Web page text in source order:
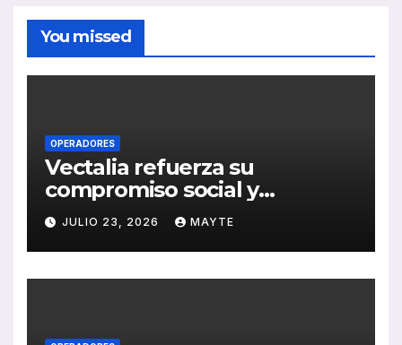
You missed
OPERADORES
Vectalia refuerza su
compromiso social y
medioambiental con la
publicación de su Memoria
de RSC 2025
JULIO 23, 2026 MAYTE